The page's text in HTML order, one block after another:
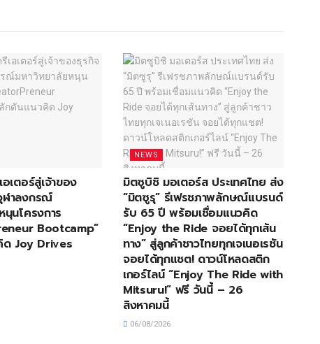
เตอร์สู่เจ้าของ
ฬาลงกรณ์
นุนโครงการ
Bootcamp”
Joy Drives
NEWS
มิตซูบิชิ มอเตอร์ส ประเทศไทย ส่ง
“มิตซูรุ” รีเฟรชภาพลักษณ์แบรนด์
รับ 65 ปี พร้อมเชื่อมแนวคิด
“Enjoy the Ride จอยได้ทุกเส้น
ทาง” สู่ลูกค้าชาวไทยทุกเจเนอเรชัน
จอยได้ทุกแชต! ดาวน์โหลดสติก
เกอร์ไลน์ “Enjoy The Ride with
Mitsuru!” ฟรี วันนี้ – 26
สิงหาคมนี้
06/08/2026